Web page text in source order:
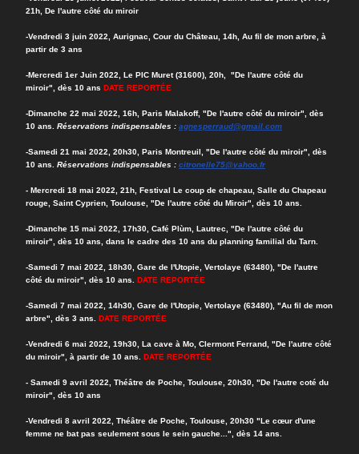
21h, De l'autre côté du miroir
-Vendredi 3 juin 2022, Aurignac, Cour du Château, 14h, Au fil de mon arbre, à
partir de 3 ans
-Mercredi 1er Juin 2022, Le PIC Muret (31600), 20h, "De l'autre côté du
miroir", dès 10 ans DATE REPORTÉE
-Dimanche 22 mai 2022, 16h, Paris Malakoff, "De l'autre côté du miroir", dès
10 ans. Réservations indispensables : agnesperraud@gmail.com
-Samedi 21 mai 2022, 20h30, Paris Montreuil, "De l'autre côté du miroir", dès
10 ans. Réservations indispensables : citronelle75@yahoo.fr
- Mercredi 18 mai 2022, 21h, Festival Le coup de chapeau, Salle du Chapeau
rouge, Saint Cyprien, Toulouse, "De l'autre côté du Miroir", dès 10 ans.
-Dimanche 15 mai 2022, 17h30, Café Plùm, Lautrec, "De l'autre côté du
miroir", dès 10 ans, dans le cadre des 10 ans du planning familial du Tarn.
-Samedi 7 mai 2022, 18h30, Gare de l'Utopie, Vertolaye (63480), "De l'autre
côté du miroir", dès 10 ans. DATE REPORTÉE
-Samedi 7 mai 2022, 14h30, Gare de l'Utopie, Vertolaye (63480), "Au fil de mon
arbre", dès 3 ans. DATE REPORTÉE
-Vendredi 6 mai 2022, 19h30, La cave à Mo, Clermont Ferrand, "De l'autre côté
du miroir", à partir de 10 ans. DATE REPORTÉE
- Samedi 9 avril 2022, Théâtre de Poche, Toulouse, 20h30, "De l'autre coté du
miroir", dès 10 ans
-Vendredi 8 avril 2022, Théâtre de Poche, Toulouse, 20h30 "Le cœur d'une
femme ne bat pas seulement sous le sein gauche...", dès 14 ans.